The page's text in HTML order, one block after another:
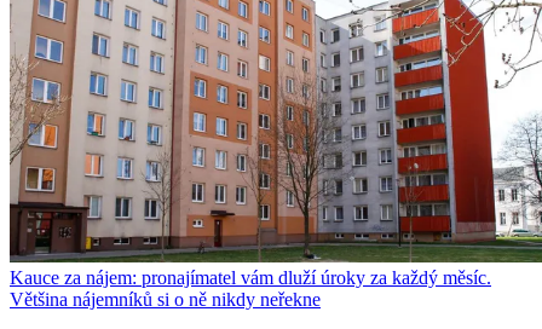
Kauce za nájem: pronajímatel vám dluží úroky za každý měsíc.
Většina nájemníků si o ně nikdy neřekne